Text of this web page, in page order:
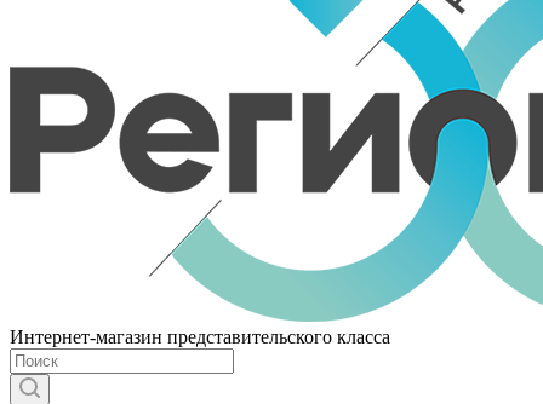
Интернет-магазин представительского класса